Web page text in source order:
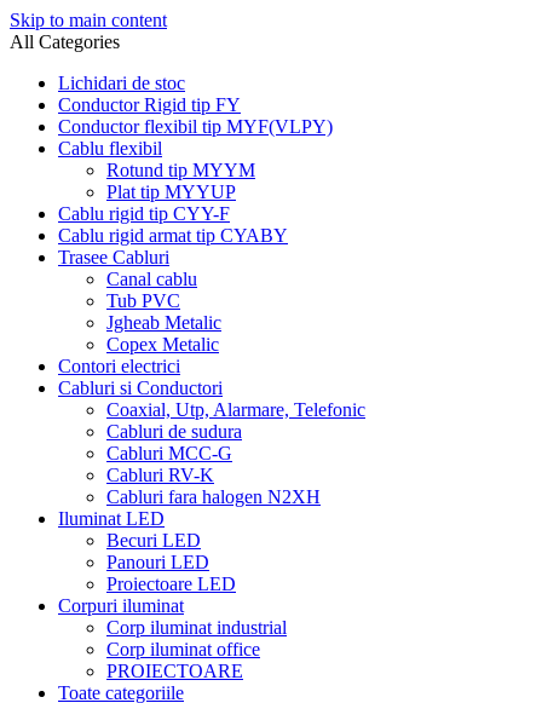
Skip to main content
All Categories
Lichidari de stoc
Conductor Rigid tip FY
Conductor flexibil tip MYF(VLPY)
Cablu flexibil
Rotund tip MYYM
Plat tip MYYUP
Cablu rigid tip CYY-F
Cablu rigid armat tip CYABY
Trasee Cabluri
Canal cablu
Tub PVC
Jgheab Metalic
Copex Metalic
Contori electrici
Cabluri si Conductori
Coaxial, Utp, Alarmare, Telefonic
Cabluri de sudura
Cabluri MCC-G
Cabluri RV-K
Cabluri fara halogen N2XH
Iluminat LED
Becuri LED
Panouri LED
Proiectoare LED
Corpuri iluminat
Corp iluminat industrial
Corp iluminat office
PROIECTOARE
Toate categoriile